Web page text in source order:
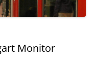
Monitor